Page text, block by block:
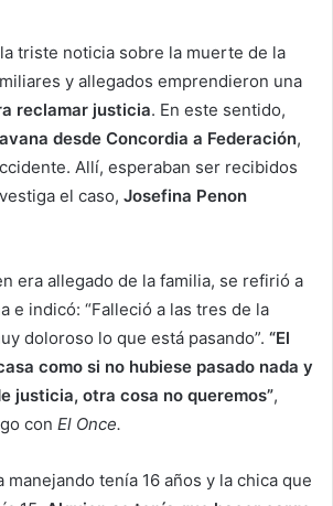
triste noticia sobre la muerte de la
y allegados emprendieron una
reclamar justicia. En este sentido,
desde Concordia a Federación,
Allí, esperaban ser recibidos
el caso, Josefina Penon
era allegado de la familia, se refirió a
e indicó: “Falleció a las tres de la
doloroso lo que está pasando”. “El
como si no hubiese pasado nada y
justicia, otra cosa no queremos”,
con El Once.
manejando tenía 16 años y la chica que